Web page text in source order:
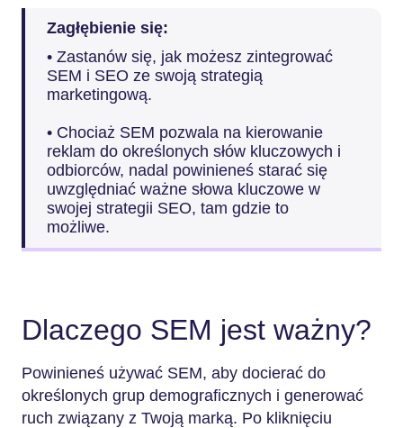
Zagłębienie się:
• Zastanów się, jak możesz zintegrować
SEM i SEO ze swoją strategią
marketingową.
• Chociaż SEM pozwala na kierowanie
reklam do określonych słów kluczowych i
odbiorców, nadal powinieneś starać się
uwzględniać ważne słowa kluczowe w
swojej strategii SEO, tam gdzie to
możliwe.
Dlaczego SEM jest ważny?
Powinieneś używać SEM, aby docierać do
określonych grup demograficznych i generować
ruch związany z Twoją marką. Po kliknięciu